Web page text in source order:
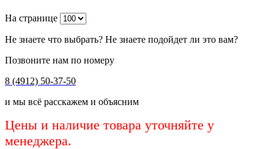
На странице
Не знаете что выбрать? Не знаете подойдет ли это вам?
Позвоните нам по номеру
8 (4912) 50-37-50
и мы всё расскажем и объясним
Цены и наличие товара уточняйте у
менеджера.